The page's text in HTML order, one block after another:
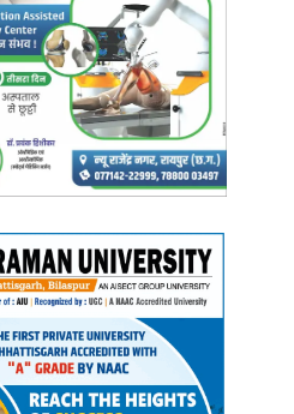
महत्वपूर्ण
हर ग्राम तक पहुंचाना है और ‘एक पेड़
कि महिला एवं बाल विकास विभाग द्वारा
आंगनबाड़ी केन्द्रों में जल शक्ति से नारी
का महावृक्षारोपण अभियान चलाया जाएगा I
के तहत जल संरक्षण विषय पर जन
जाएगा और महिला एवं बाल विकास